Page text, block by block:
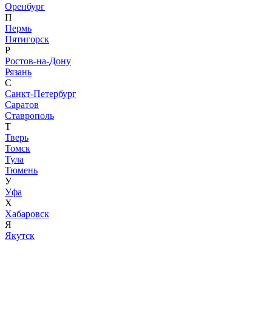
Оренбург
П
Пермь
Пятигорск
Р
Ростов-на-Дону
Рязань
С
Санкт-Петербург
Саратов
Ставрополь
Т
Тверь
Томск
Тула
Тюмень
У
Уфа
Х
Хабаровск
Я
Якутск